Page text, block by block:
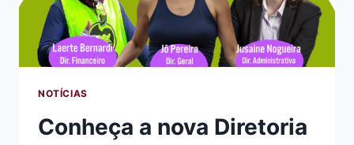
NOTÍCIAS
Conheça a nova Diretoria